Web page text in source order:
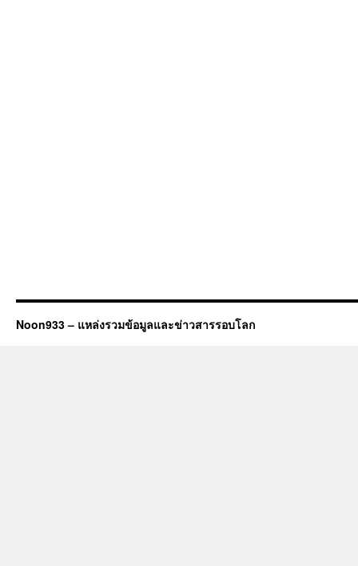
Noon933 – แหล่งรวมข้อมูลและข่าวสารรอบโลก